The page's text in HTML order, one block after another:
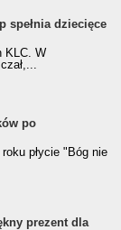
spełnia dziecięce
KLC. W
po
płycie "Bóg nie
prezent dla